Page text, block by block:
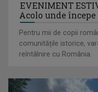
EVENIMENT
Acolo unde începe
Pentru mii de copii
comunitățile istorice,
reîntâlnire cu România.